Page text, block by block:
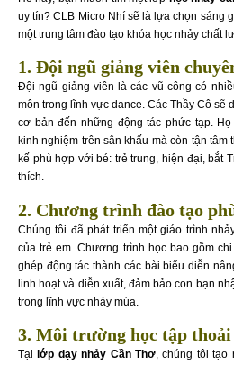
uy tín? CLB Micro Nhí sẽ là lựa chọn sáng
một trung tâm đào tạo khóa học nhảy chất
1. Đội ngũ giảng viên
Đội ngũ giảng viên là các vũ công có
môn trong lĩnh vực dance. Các Thầy Cô sẽ
cơ bản đến những động tác phức tạp.
kinh nghiệm trên sân khấu mà còn tận
kế phù hợp với bé: trẻ trung, hiện đại, bắt
thích.
2. Chương trình đào tạo
Chúng tôi đã phát triển một giáo trình
của trẻ em. Chương trình học bao gồm
ghép động tác thành các bài biểu diễn
linh hoạt và diễn xuất, đảm bảo con bạn
trong lĩnh vực nhảy múa.
3. Môi trường học tập
Tại lớp dạy nhảy Cần Thơ, chúng tôi tạo